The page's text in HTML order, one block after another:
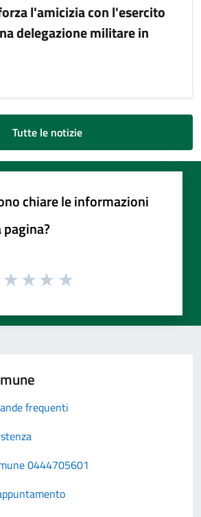
l'amicizia con l'esercito
delegazione militare in
Tutte le notizie
chiare le informazioni
frequenti
0444705601